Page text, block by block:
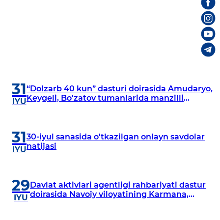
31
IYU
“Dolzarb 40 kun” dasturi doirasida Amudaryo,
Keygeli, Bo'zatov tumanlarida manzilli
31
IYU
30-iyul sanasida o'tkazilgan onlayn savdolar
natijasi
29
IYU
Davlat aktivlari agentligi rahbariyati dastur
doirasida Navoiy viloyatining Karmana,